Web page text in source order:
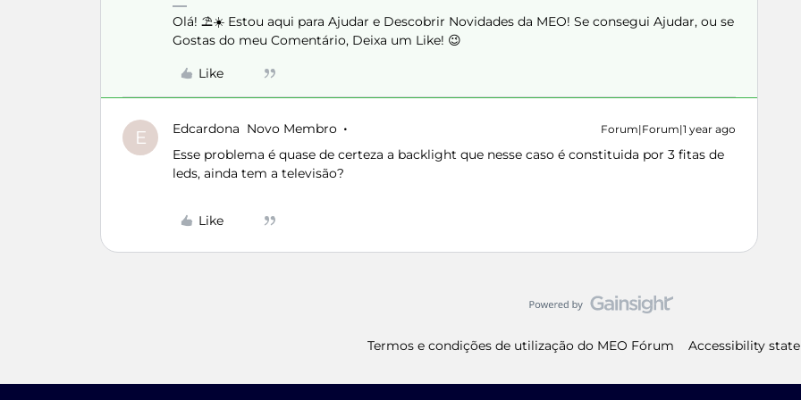
Olá! ⛱️☀️ Estou aqui para Ajudar e Descobrir Novidades da MEO! Se consegui Ajudar, ou se
Gostas do meu Comentário, Deixa um Like! 😉
Like
E Edcardona Novo Membro Forum|Forum|1 year ago
Esse problema é quase de certeza a backlight que nesse caso é constituida por 3 fitas de
leds, ainda tem a televisão?
Like
Termos e condições de utilização do MEO Fórum Accessibility